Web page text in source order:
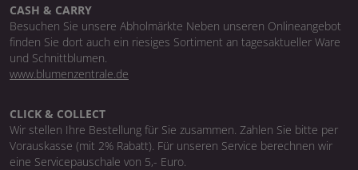
CASH & CARRY
Besuchen Sie unsere Abholmärkte Neben unseren Onlineangebot
finden Sie dort auch ein riesiges Sortiment an tagesaktueller Ware
und Schnittblumen.
www.blumenzentrale.de
CLICK & COLLECT
Wir stellen Ihre Bestellung für Sie zusammen. Zahlen Sie bitte per
Vorauskasse (mit 2% Rabatt). Für unseren Service berechnen wir
eine Servicepauschale von 5,- Euro.